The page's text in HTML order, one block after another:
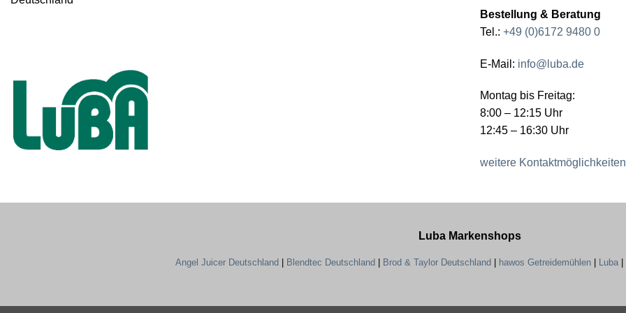
Bestellung & Beratung
Tel.: +49 (0)6172 9480 0
E-Mail: info@luba.de
Montag bis Freitag:
8:00 – 12:15 Uhr
12:45 – 16:30 Uhr
weitere Kontaktmöglichkeiten
Luba Markenshops
Angel Juicer Deutschland Blendtec Deutschland Brod & Taylor Deutschland hawos Getreidemühlen Luba